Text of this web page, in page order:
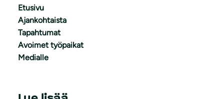
Etusivu
Ajankohtaista
Tapahtumat
Avoimet työpaikat
Medialle